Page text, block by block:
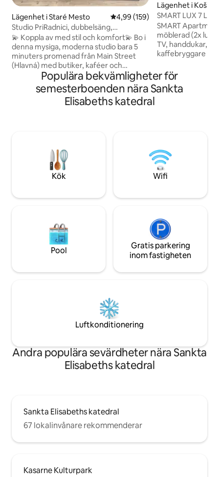
Lägenhet i Staré Mesto 4,99 av 5 i genomsnittligt
4,99 (159)
Studio PriRadnici, dubbelsäng,
luftkonditionering och gratis parkering
💫 Koppla av med stil och komfort💫 Bo i
denna mysiga, moderna studio bara 5
minuters promenad från Main Street
(Hlavná) med butiker, kaféer och
restauranger. 📅 Boka din vistelse idag!
(180x200 cm) för ultimat komfort 💻
Dedikerad arbetsyta och snabbt wifi 📺
bankomat 1 minut bort 🚉
Bussterminal/tågstation 25 minuters
promenad/5 minuters bilresa ✈️ Flygplats
15 minuters bilresa ❓ Skicka ett
Lägenhet i Košice
SMART LUX 7
centrum, AC 2x
SMART Apartment 7 är fullt utrustad
möblerad (2x
TV, handdukar,
kaffebryggare
torktumlare,
smart hem, varje
badrummet har
centrum av
Populära bekvämligheter för
semesterboenden nära Sankta
Elisabeths katedral
Kök Wifi
Pool
Gratis parkering
inom fastigheten
Luftkonditionering
Andra populära sevärdheter nära Sankta
Elisabeths katedral
Sankta Elisabeths katedral
67 lokalinvånare rekommenderar
Kasarne Kulturpark